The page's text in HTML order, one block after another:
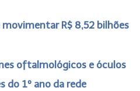
movimentar R$ 8,52 bilhões
oftalmológicos e óculos
do 1º ano da rede